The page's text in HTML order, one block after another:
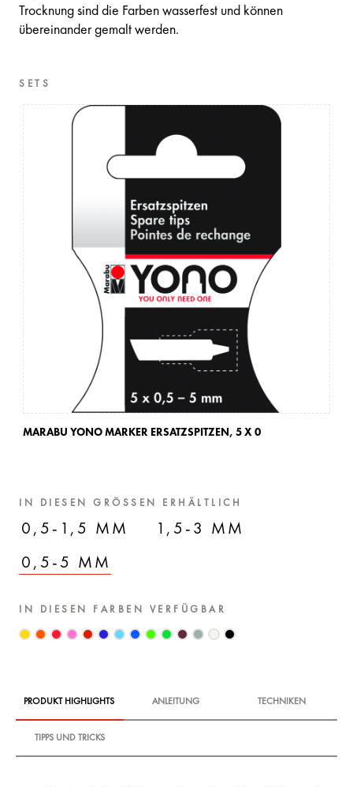
Trocknung sind die Farben wasserfest und können
übereinander gemalt werden.
SETS
MARABU YONO MARKER ERSATZSPITZEN, 5 X 0
IN DIESEN GRÖSSEN ERHÄLTLICH
0,5-1,5 MM 1,5-3 MM
0,5-5 MM
IN DIESEN FARBEN VERFÜGBAR
PRODUKT HIGHLIGHTS ANLEITUNG TECHNIKEN
TIPPS UND TRICKS